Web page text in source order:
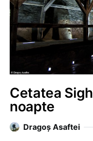
Cetatea
noapte
Dragoş Asaftei